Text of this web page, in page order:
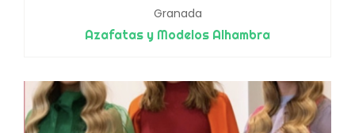
Granada
Azafatas y Modelos Alhambra